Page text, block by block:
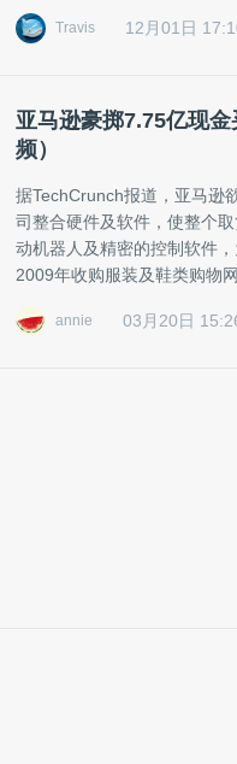
Travis 12月01日
亚马逊豪掷7.75亿现
频）
据TechCrunch报道，亚马逊
司整合硬件及软件，使整个
动机器人及精密的控制软件
2009年收购服装及鞋类购物
annie 03月20日